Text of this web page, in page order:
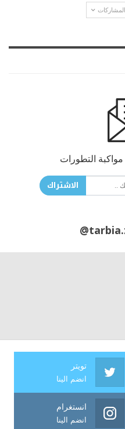
التطورات
الاشتراك
تويتر
انضم الينا
انستغرام
انضم الينا